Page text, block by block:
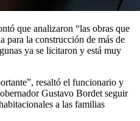
que analizaron “las obras que
para la construcción de más de
ya se licitaron y está muy
resaltó el funcionario y
Gustavo Bordet seguir
a las familias